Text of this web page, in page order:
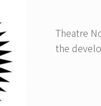
Theatre
the